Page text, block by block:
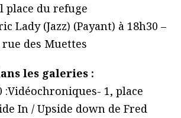
place du refuge
Lady (Jazz) (Payant) à 18h30 –
rue des Muettes
les galeries :
:Vidéochroniques- 1, place
In / Upside down de Fred